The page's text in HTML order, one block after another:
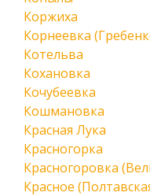
Коржиха
Корнеевка
Котельва
Кохановка
Кочубеевка
Кошмановка
Красная Лука
Красногорка
Красногоровка
Красное